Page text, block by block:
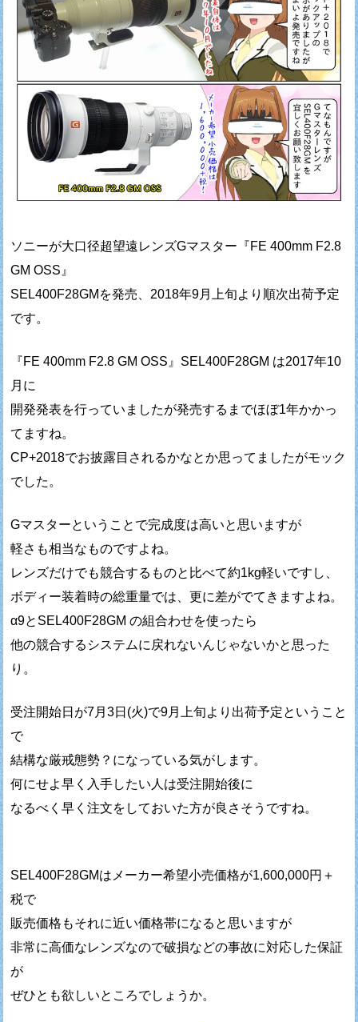
ソニーが大口径超望遠レンズGマスター『FE 400mm F2.8
GM OSS』
SEL400F28GMを発売、2018年9月上旬より順次出荷予定
です。
『FE 400mm F2.8 GM OSS』SEL400F28GM は2017年10
月に
開発発表を行っていましたが発売するまでほぼ1年かかっ
てますね。
CP+2018でお披露目されるかなとか思ってましたがモック
でした。
Gマスターということで完成度は高いと思いますが
軽さも相当なものですよね。
レンズだけでも競合するものと比べて約1kg軽いですし、
ボディー装着時の総重量では、更に差がでてきますよね。
α9とSEL400F28GM の組合わせを使ったら
他の競合するシステムに戻れないんじゃないかと思った
り。
受注開始日が7月3日(火)で9月上旬より出荷予定ということ
で
結構な厳戒態勢？になっている気がします。
何にせよ早く入手したい人は受注開始後に
なるべく早く注文をしておいた方が良さそうですね。
SEL400F28GMはメーカー希望小売価格が1,600,000円＋
税で
販売価格もそれに近い価格帯になると思いますが
非常に高価なレンズなので破損などの事故に対応した保証
が
ぜひとも欲しいところでしょうか。